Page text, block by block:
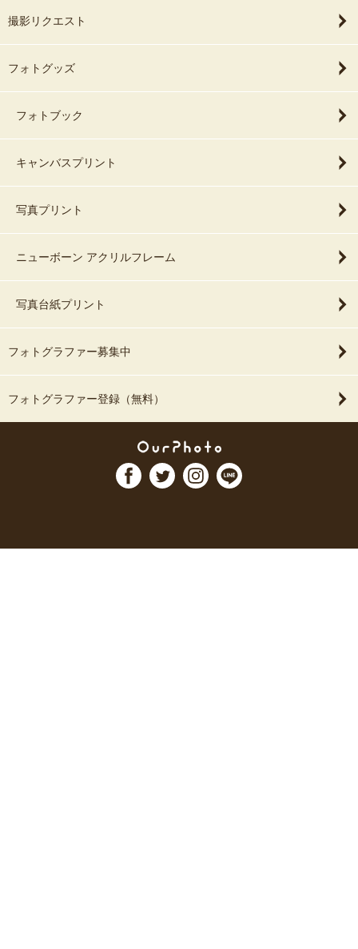
撮影リクエスト
フォトグッズ
フォトブック
キャンバスプリント
写真プリント
ニューボーン アクリルフレーム
写真台紙プリント
フォトグラファー募集中
フォトグラファー登録（無料）